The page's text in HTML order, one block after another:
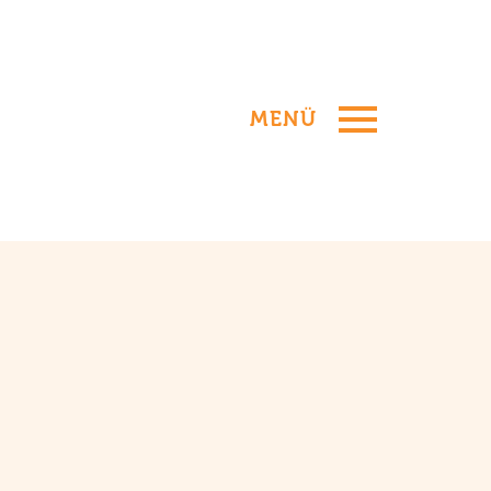
MENÜ